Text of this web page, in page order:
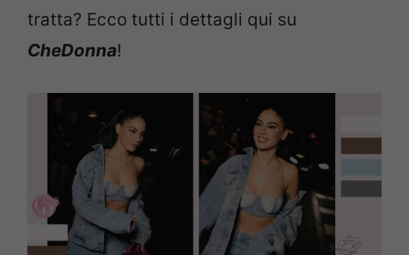
tratta? Ecco tutti i dettagli qui su
CheDonna!